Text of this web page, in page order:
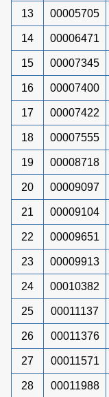
13 00005705
14 00006471
15 00007345
16 00007400
17 00007422
18 00007555
19 00008718
20 00009097
21 00009104
22 00009651
23 00009913
24 00010382
25 00011137
26 00011376
27 00011571
28 00011988